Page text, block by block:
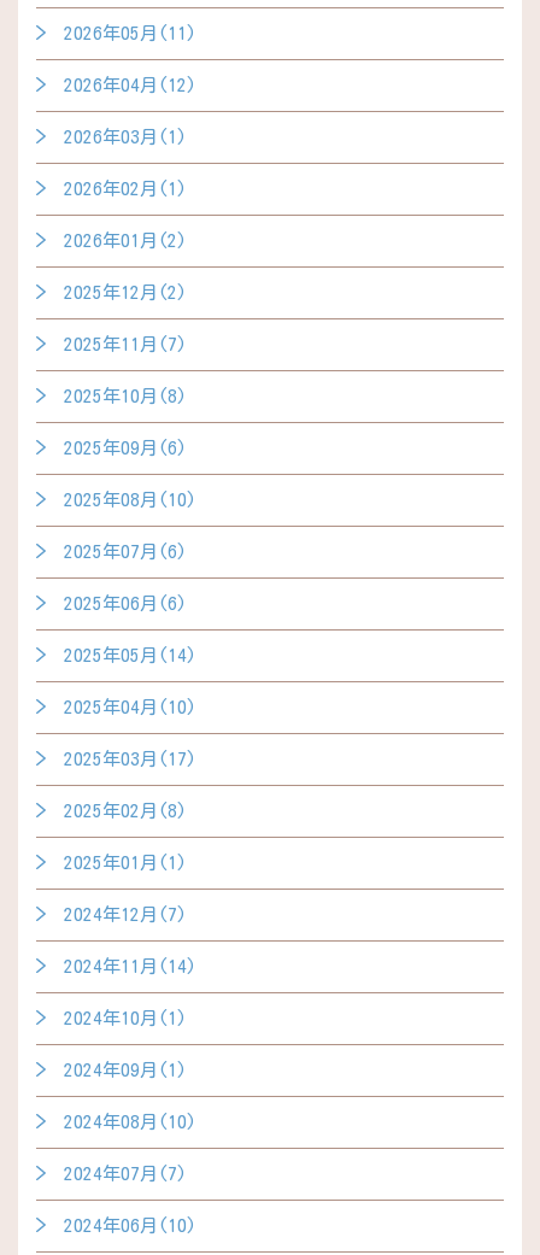
2026年05月(11)
2026年04月(12)
2026年03月(1)
2026年02月(1)
2026年01月(2)
2025年12月(2)
2025年11月(7)
2025年10月(8)
2025年09月(6)
2025年08月(10)
2025年07月(6)
2025年06月(6)
2025年05月(14)
2025年04月(10)
2025年03月(17)
2025年02月(8)
2025年01月(1)
2024年12月(7)
2024年11月(14)
2024年10月(1)
2024年09月(1)
2024年08月(10)
2024年07月(7)
2024年06月(10)